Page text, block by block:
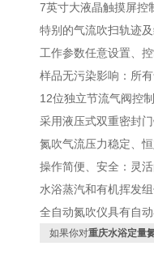
7英寸大液晶触摸屏控
特别的气流吹扫轨迹
工作参数任意设置、
样品无污染影响：所
12位独立节流气阀控
采用液压式双重密封
氮吹气流压力稳定、
操作简便、安全：灵
水浴蒸汽和有机挥发
全自动氮吹仪具有自
如果你对重庆水浴定量